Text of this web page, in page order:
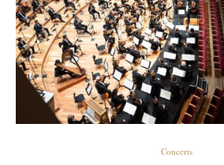
Concerts